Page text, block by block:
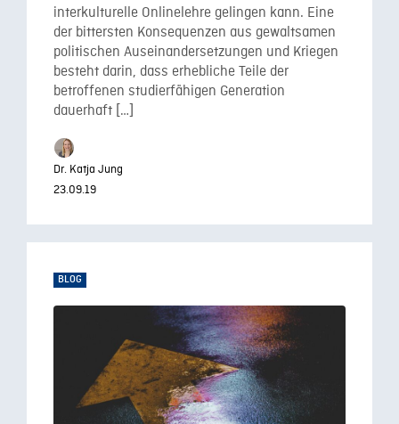
interkulturelle Onlinelehre gelingen kann. Eine
der bittersten Konsequenzen aus gewaltsamen
politischen Auseinandersetzungen und Kriegen
besteht darin, dass erhebliche Teile der
betroffenen studierfähigen Generation
dauerhaft […]
Dr. Katja Jung
23.09.19
BLOG